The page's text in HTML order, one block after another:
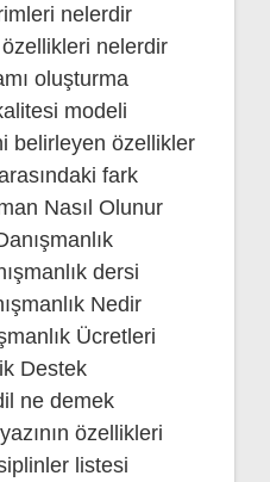
nelerdir
nelerdir
oluşturma
modeli
belirleyen özellikler
fark
Nasıl Olunur
dersi
Nedir
Ücretleri
Destek
ne demek
özellikleri
listesi